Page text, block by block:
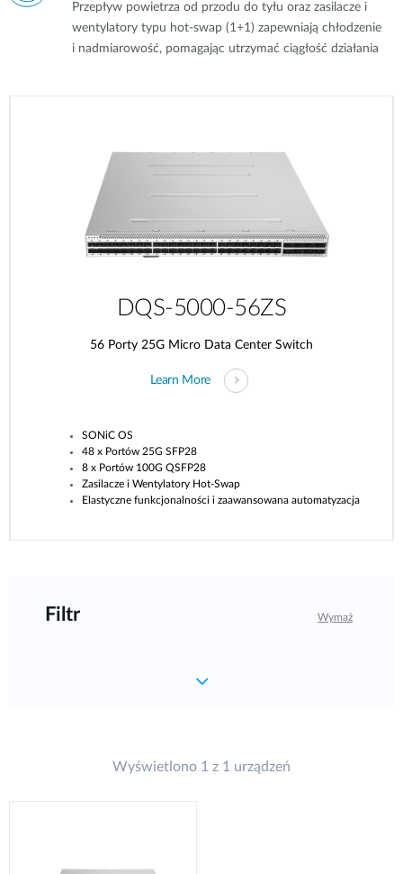
Przepływ powietrza od przodu do tyłu oraz zasilacze i
wentylatory typu hot-swap (1+1) zapewniają chłodzenie
i nadmiarowość, pomagając utrzymać ciągłość działania
DQS-5000-56ZS
56 Porty 25G Micro Data Center Switch
Learn More
SONiC OS
48 x Portów 25G SFP28
8 x Portów 100G QSFP28
Zasilacze i Wentylatory Hot-Swap
Elastyczne funkcjonalności i zaawansowana automatyzacja
Filtr Wymaż
Wyświetlono 1 z 1 urządzeń